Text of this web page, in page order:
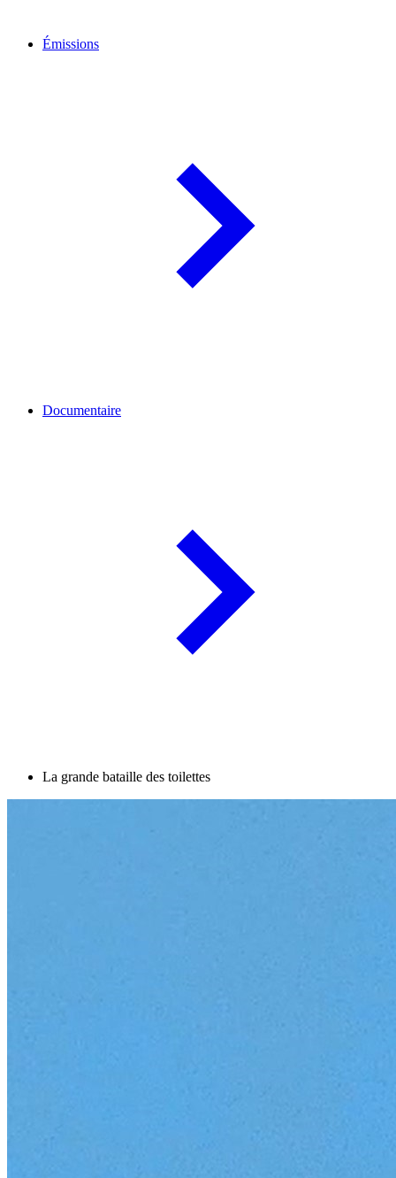
Émissions
Documentaire
La grande bataille des toilettes